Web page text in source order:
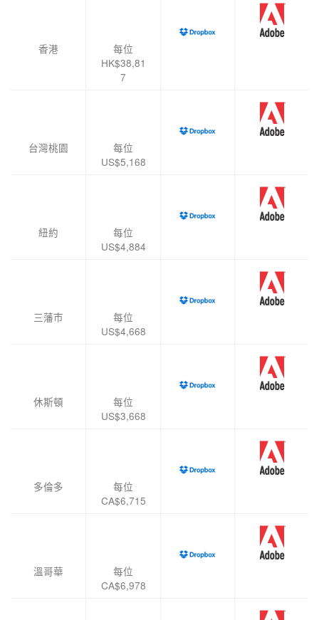
香港
每位
HK$38,81
7
台灣桃園
每位
US$5,168
紐約
每位
US$4,884
三藩巿
每位
US$4,668
休斯頓
每位
US$3,668
多倫多
每位
CA$6,715
溫哥華
每位
CA$6,978